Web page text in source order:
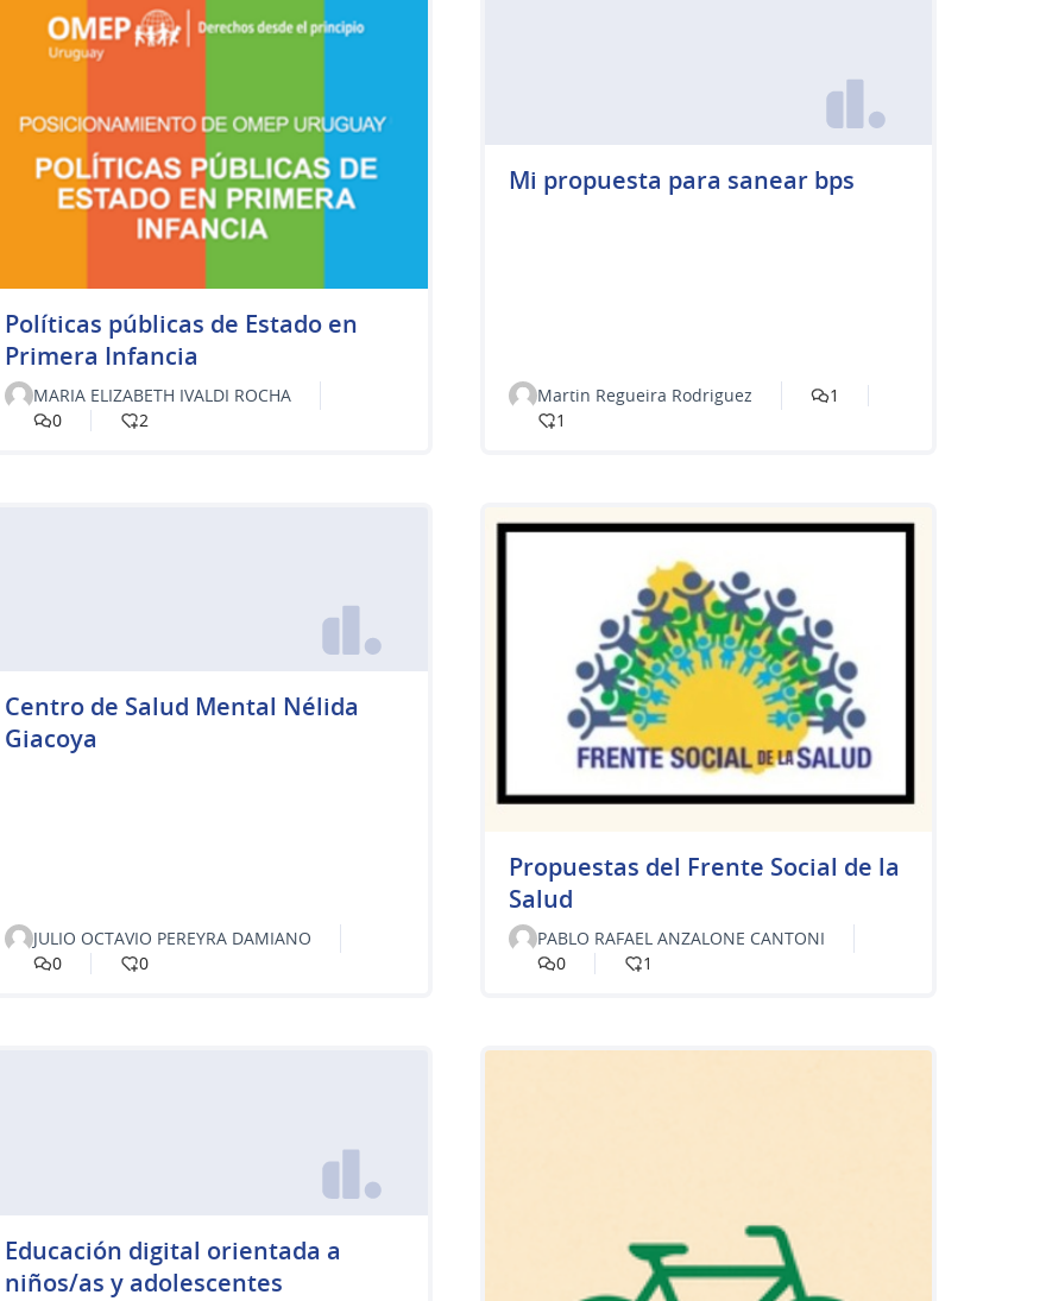
Políticas públicas de Estado en
Primera Infancia
MARIA ELIZABETH IVALDI ROCHA
0
2
Mi propuesta para sanear bps
Martin Regueira Rodriguez
1
1
Centro de Salud Mental Nélida
Giacoya
JULIO OCTAVIO PEREYRA DAMIANO
0
0
Propuestas del Frente Social de la
Salud
PABLO RAFAEL ANZALONE CANTONI
0
1
Educación digital orientada a
niños/as y adolescentes